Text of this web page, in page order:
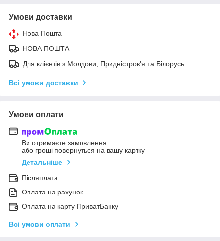
Умови доставки
Нова Пошта
НОВА ПОШТА
Для клієнтів з Молдови, Придністров'я та Білорусь.
Всі умови доставки
Умови оплати
Ви отримаєте замовлення
або гроші повернуться на вашу картку
Детальніше
Післяплата
Оплата на рахунок
Оплата на карту ПриватБанку
Всі умови оплати